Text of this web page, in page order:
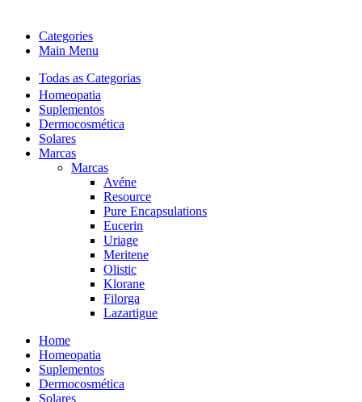
Categories
Main Menu
Todas as Categorias
Homeopatia
Suplementos
Dermocosmética
Solares
Marcas
Marcas
Avéne
Resource
Pure Encapsulations
Eucerin
Uriage
Meritene
Olistic
Klorane
Filorga
Lazartigue
Home
Homeopatia
Suplementos
Dermocosmética
Solares